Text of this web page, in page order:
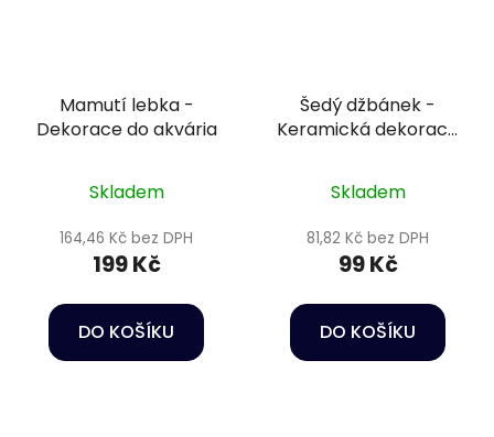
Mamutí lebka -
Dekorace do akvária
Skladem
164,46 Kč bez DPH
199 Kč
DO KOŠÍKU
Šedý džbánek -
Keramická dekorace
Skladem
81,82 Kč bez DPH
99 Kč
DO KOŠÍKU